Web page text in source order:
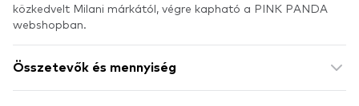
közkedvelt Milani márkától, végre kapható a PINK PANDA
webshopban.
Összetevők és mennyiség